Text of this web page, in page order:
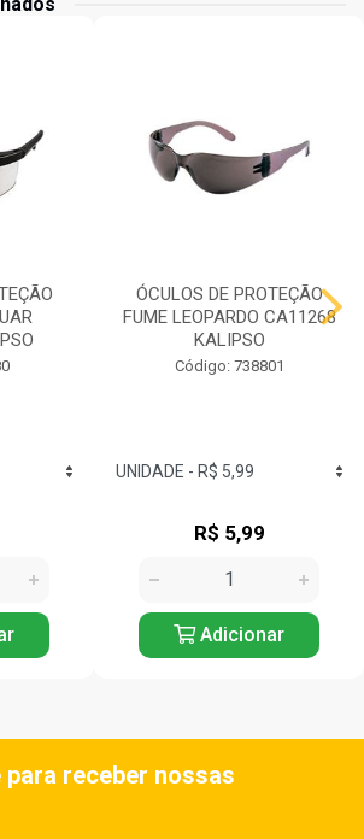
ÓCULOS DE PROTEÇÃO
FUME LEOPARDO CA11268
KALIPSO
Código: 738801
R$ 5,99
Adicionar
receber nossas